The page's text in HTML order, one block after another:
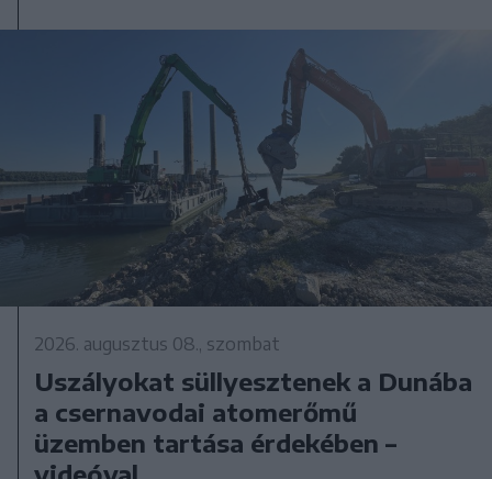
2026. augusztus 08., szombat
Uszályokat süllyesztenek a Dunába
a csernavodai atomerőmű
üzemben tartása érdekében –